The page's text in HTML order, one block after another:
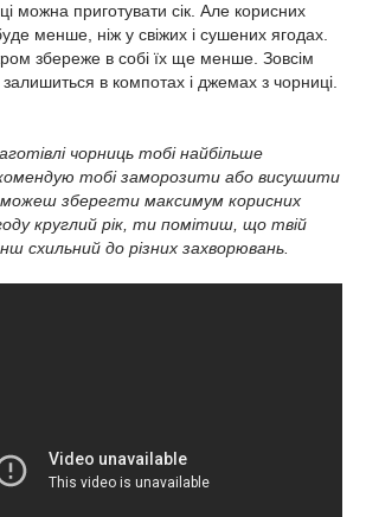
можна приготувати сік. Але корисних
менше, ніж у свіжих і сушених ягодах.
збереже в собі їх ще менше. Зовсім
залишиться в компотах і джемах з чорниці.
чорниць тобі найбільше
тобі заморозити або висушити
зберегти максимум корисних
круглий рік, ти помітиш, що твій
схильний до різних захворювань.